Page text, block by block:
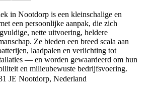
in Nootdorp is een kleinschalige en
een persoonlijke aanpak, die zich
nette uitvoering, heldere
Ze bieden een breed scala aan
laadpalen en verlichting tot
— en worden gewaardeerd om hun
en milieubewuste bedrijfsvoering.
JE Nootdorp, Nederland